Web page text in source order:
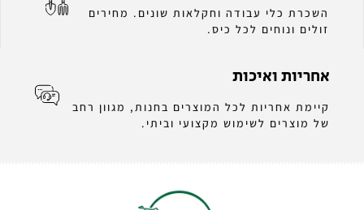
השכרת כלי עבודה וחקלאות שונים. מחירים
זולים ונוחים לכל כיס.
אחריות ואיכות
קיימת אחריות לכל המוצרים בחנות, מגוון רחב
של מוצרים לשימוש מקצועי וביתי.